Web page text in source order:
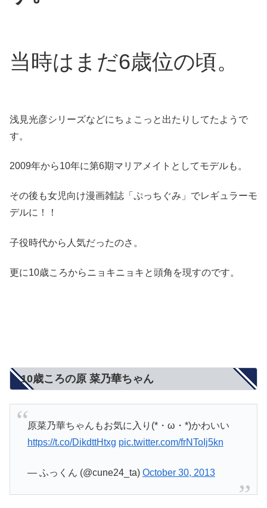
当時はまだ6歳位の頃。
浅見光彦シリーズなどにちょこっと出たりしてたようで
す。
2009年から10年に第6期マリアメイトとしてモデルも。
その後も女児向け漫画雑誌「ぷっちぐみ」でレギュラーモ
デルに！！
子役時代から人気だったのさ。
更に10歳ころからニョキニョキと頭角を現すのです。
10歳ころの原 菜乃華ちゃん
原菜乃華ちゃんもお気に入り(*・ω・*)かわいい
https://t.co/DikdttHtxg pic.twitter.com/frNToIj5kn
— ふっくん (@cune24_ta) October 30, 2013